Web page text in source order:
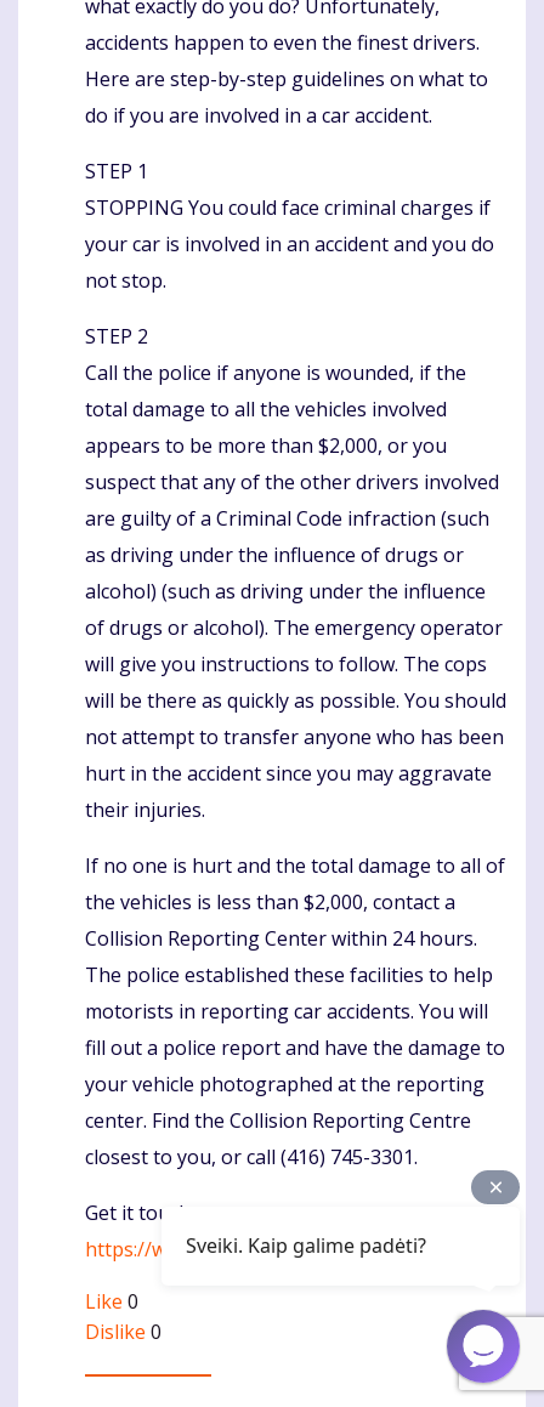
what exactly do you do? Unfortunately,
accidents happen to even the finest drivers.
Here are step-by-step guidelines on what to
do if you are involved in a car accident.
STEP 1
STOPPING You could face criminal charges if
your car is involved in an accident and you do
not stop.
STEP 2
Call the police if anyone is wounded, if the
total damage to all the vehicles involved
appears to be more than $2,000, or you
suspect that any of the other drivers involved
are guilty of a Criminal Code infraction (such
as driving under the influence of drugs or
alcohol) (such as driving under the influence
of drugs or alcohol). The emergency operator
will give you instructions to follow. The cops
will be there as quickly as possible. You should
not attempt to transfer anyone who has been
hurt in the accident since you may aggravate
their injuries.
If no one is hurt and the total damage to all of
the vehicles is less than $2,000, contact a
Collision Reporting Center within 24 hours.
The police established these facilities to help
motorists in reporting car accidents. You will
fill out a police report and have the damage to
your vehicle photographed at the reporting
center. Find the Collision Reporting Centre
closest to you, or call (416) 745-3301.
Get it touch -
https://whattodoafteracaraccident.ca/
Like 0
Dislike 0
Sveiki. Kaip galime padėti?